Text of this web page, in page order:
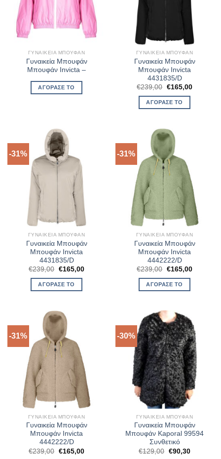
ΓΥΝΑΙΚΕΊΑ ΜΠΟΥΦΆΝ
Γυναικεία Μπουφάν
Μπουφάν Invicta –
ΑΓΌΡΑΣΈ ΤΟ
ΓΥΝΑΙΚΕΊΑ ΜΠΟΥΦΆΝ
Γυναικεία Μπουφάν
Μπουφάν Invicta
4431835/D
€239,00 Original
was:
€239,00.
€165,00Η
ΑΓΌΡΑΣΈ ΤΟ
-31%
ΓΥΝΑΙΚΕΊΑ ΜΠΟΥΦΆΝ
Γυναικεία Μπουφάν
Μπουφάν Invicta
4431835/D
€239,00 Original
was:
€239,00.
€165,00Η
ΑΓΌΡΑΣΈ ΤΟ
-31%
ΓΥΝΑΙΚΕΊΑ ΜΠΟΥΦΆΝ
Γυναικεία Μπουφάν
Μπουφάν Invicta
4442222/D
€239,00 Original
was:
€239,00.
€165,00Η
ΑΓΌΡΑΣΈ ΤΟ
-31%
ΓΥΝΑΙΚΕΊΑ ΜΠΟΥΦΆΝ
Γυναικεία Μπουφάν
Μπουφάν Invicta
4442222/D
€239,00 Original
€165,00Η
-30%
ΓΥΝΑΙΚΕΊΑ ΜΠΟΥΦΆΝ
Γυναικεία Μπουφάν
Μπουφάν Kaporal 99594
Συνθετικό
€129,00 Original
€90,30Η